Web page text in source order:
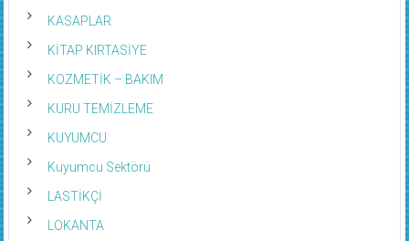
KASAPLAR
KİTAP KIRTASİYE
KOZMETİK – BAKIM
KURU TEMİZLEME
KUYUMCU
Kuyumcu Sektörü
LASTİKÇİ
LOKANTA